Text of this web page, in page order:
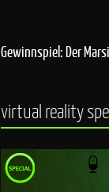
Gewinnspiel: Der
virtual reality